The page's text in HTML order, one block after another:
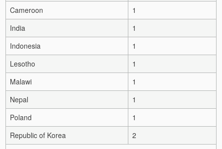
Cameroon
1
India
1
Indonesia
1
Lesotho
1
Malawi
1
Nepal
1
Poland
1
Republic of Korea
2